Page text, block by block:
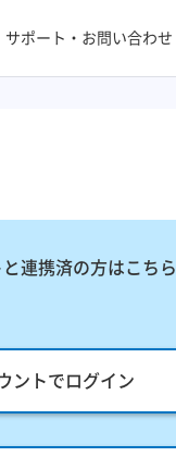
サポート・お問い合わせ
連携済の方はこちら
ントでログイン